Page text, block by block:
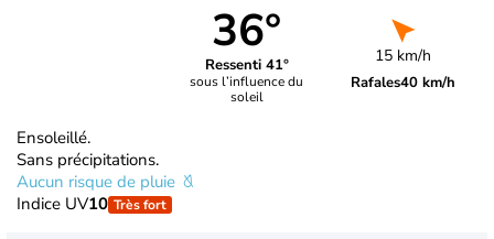
36°
Ressenti 41°
sous l’influence du
soleil
15 km/h
Rafales40 km/h
Ensoleillé.
Sans précipitations.
Aucun risque de pluie
Indice UV10 Très fort